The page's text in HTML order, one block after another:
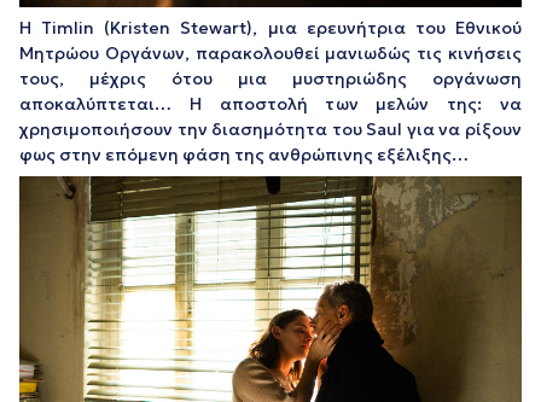
H Timlin (Kristen Stewart), μια ερευνήτρια του Εθνικού
Μητρώου Οργάνων, παρακολουθεί μανιωδώς τις κινήσεις
τους, μέχρις ότου μια μυστηριώδης οργάνωση
αποκαλύπτεται… Η αποστολή των μελών της: να
χρησιμοποιήσουν την διασημότητα του Saul για να ρίξουν
φως στην επόμενη φάση της ανθρώπινης εξέλιξης…